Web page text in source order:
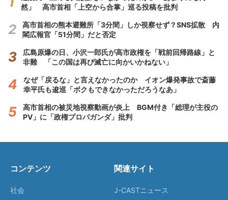
然」 高市首相「上空から合掌」巡る投稿を批判
高市首相の熊本避難所「3分間」しか視察せず？SNS拡散 内
閣広報官「51分間」だと否定
広島原爆の日、小沢一郎氏が高市政権を「戦前回帰路線」と
非難 「この国は再び滅亡に向かいかねない」
なぜ「戻るな」と言えなかったのか イオン爆発事故で斎藤
幸平氏も逡巡「ボクもできなかっただろうなあ」
高市首相の被災地視察動画が炎上 BGM付き「総理が主役の
PV」に「政権プロパガンダ」批判
コンテンツ
社会
関連サイト
J-CASTニュース